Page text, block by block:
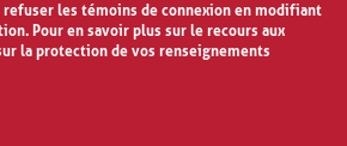
veux savoir et ce que j’ai appris
sait déjà, ce qu’il aimerait savoir et ce
alors des liens entre ses connaissances
refuser les témoins de connexion en modifiant
Pour en savoir plus sur le recours aux
la protection de vos renseignements